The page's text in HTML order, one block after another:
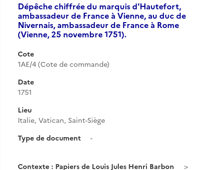
Dépêche chiffrée du marquis d'Hautefort,
ambassadeur de France à Vienne, au duc de
Nivernais, ambassadeur de France à Rome
(Vienne, 25 novembre 1751).
Cote
1AE/4 (Cote de commande)
Date
1751
Lieu
Italie, Vatican, Saint-Siège
Type de document
-
Contexte : Papiers de Louis Jules Henri Barbon